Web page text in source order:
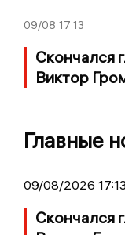
09/08 17:13
Скончался
Виктор
Главные
09/08/2026 17:13
Скончался